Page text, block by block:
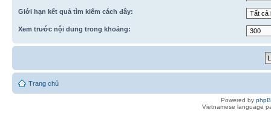
Giới hạn kết quả tìm kiếm cách đây:
Xem trước nội dung trong khoảng:
Trang chủ
Powered by
Vietnamese language